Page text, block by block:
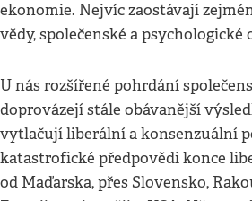
ekonomie. Nejvíc zaostávají
vědy, společenské a psychologické
U nás rozšířené pohrdání
doprovázejí stále obávanější
vytlačují liberální a konsenzuální
katastrofické předpovědi konce
od Maďarska, přes Slovensko,